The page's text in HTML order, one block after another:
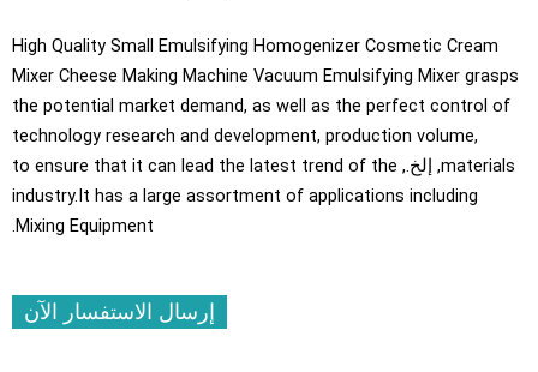
High Quality Small Emulsifying Homogenizer Cosmetic Cream
Mixer Cheese Making Machine Vacuum Emulsifying Mixer
the potential market demand ,as well as the perfect control of
technology research and development,production volume
, إلخ.,to ensure that it can lead the latest trend of the
industry.It has a large assortment of applications including
Mixing Equipment
.
إرسال الاستفسار الآن